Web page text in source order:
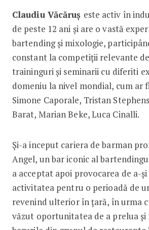
Claudiu Văcăruș este activ în
de peste 12 ani și are o vastă
bartending și mixologie,
constant la competiții relevante
traininguri și seminarii cu diferiti
domeniu la nivel mondial, cum ar
Simone Caporale, Tristan
Barat, Marian Beke, Luca Cinalli.
Și-a inceput cariera de barman
Angel, un bar iconic al
a acceptat apoi provocarea de a-
activitatea pentru o perioadă de
revenind ulterior în țară, în urma
văzut oportunitatea de a prelua și